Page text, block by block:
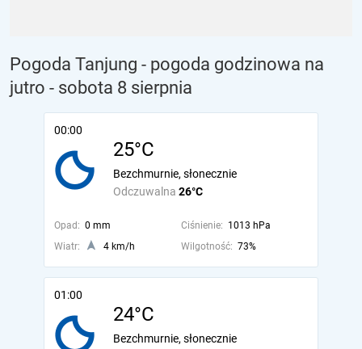
Pogoda Tanjung - pogoda godzinowa na
jutro - sobota 8 sierpnia
00:00
25°C
Odczuwalna 26°C
Bezchmurnie, słonecznie
Opad: 0 mm Ciśnienie: 1013 hPa
Wiatr:
4 km/h Wilgotność: 73%
01:00
24°C
Bezchmurnie, słonecznie